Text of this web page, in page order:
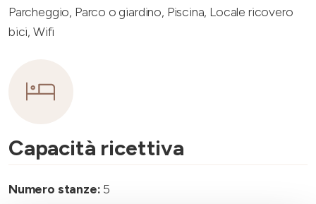
Parcheggio, Parco o giardino, Piscina, Locale ricovero
bici, Wifi
Capacità ricettiva
Numero stanze: 5